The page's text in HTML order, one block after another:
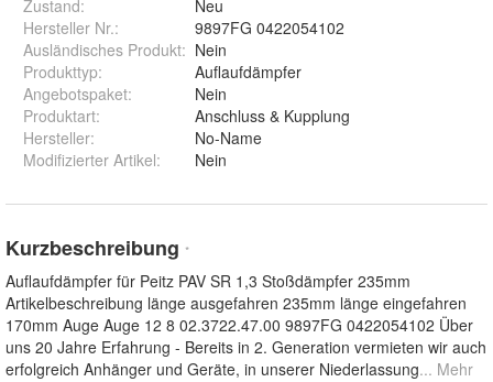
Zustand:
Neu
Hersteller Nr.:
9897FG 0422054102
Ausländisches Produkt: Nein
Produkttyp:
Auflaufdämpfer
Angebotspaket:
Nein
Produktart:
Anschluss & Kupplung
Hersteller:
No-Name
Modifizierter Artikel: Nein
Kurzbeschreibung *
Auflaufdämpfer für Peitz PAV SR 1,3 Stoßdämpfer 235mm
Artikelbeschreibung länge ausgefahren 235mm länge eingefahren
170mm Auge Auge 12 8 02.3722.47.00 9897FG 0422054102 Über
uns 20 Jahre Erfahrung - Bereits in 2. Generation vermieten wir auch
erfolgreich Anhänger und Geräte, in unserer Niederlassung... Mehr